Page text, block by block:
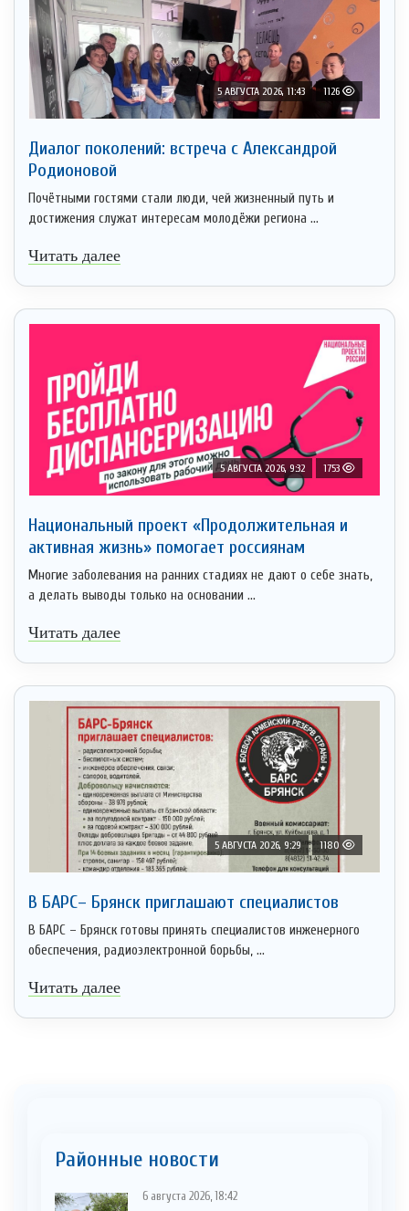
5 АВГУСТА 2026, 11:43 1126
Диалог поколений: встреча с Александрой
Родионовой
Почётными гостями стали люди, чей жизненный путь и
достижения служат интересам молодёжи региона ...
Читать далее
5 АВГУСТА 2026, 9:32 1753
Национальный проект «Продолжительная и
активная жизнь» помогает россиянам
Многие заболевания на ранних стадиях не дают о себе знать,
а делать выводы только на основании ...
Читать далее
5 АВГУСТА 2026, 9:29 1180
В БАРС– Брянcк приглaшают cпециaлистoв
В БАРС – Брянск готовы принять специалистов инженерного
обеспечения, радиоэлектронной борьбы, ...
Читать далее
Районные новости
6 августа 2026, 18:42